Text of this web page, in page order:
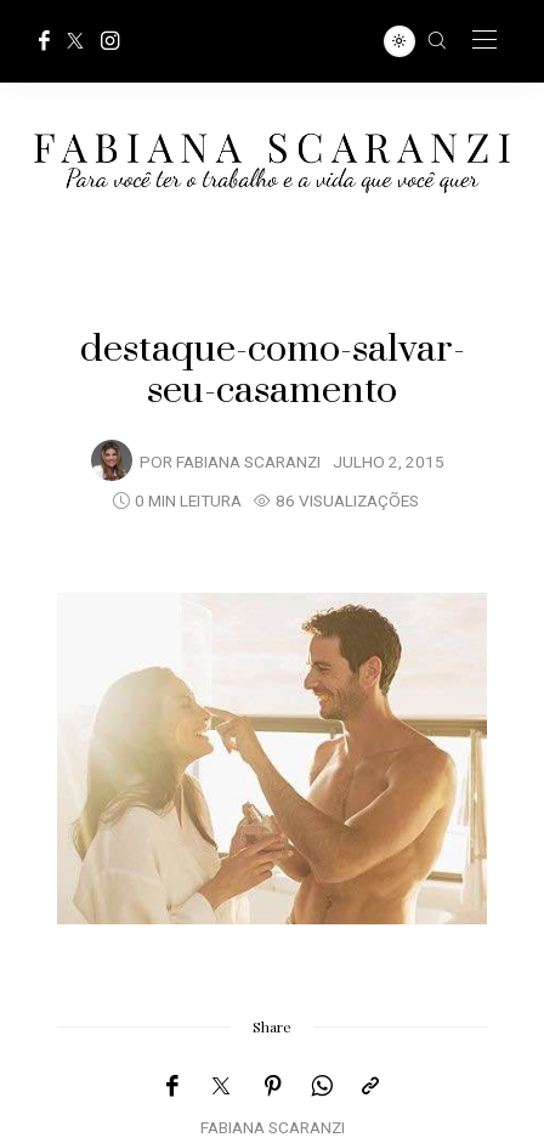
destaque-como-salvar-
seu-casamento
POR FABIANA SCARANZI JULHO 2, 2015
0 MIN LEITURA
86 VISUALIZAÇÕES
Share
FABIANA SCARANZI